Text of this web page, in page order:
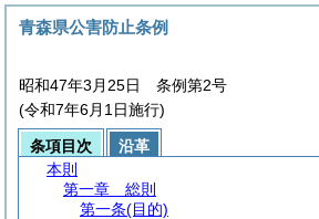
青森県公害防止条例
昭和47年3月25日 条例第2号
(令和7年6月1日施行)
条項目次
沿革
本則
第一章
総則
第一条(目的)